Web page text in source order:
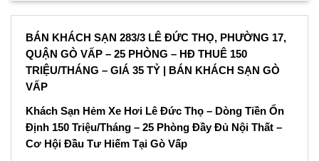
BÁN KHÁCH SẠN 283/3 LÊ ĐỨC THỌ, PHƯỜNG 17,
QUẬN GÒ VẤP – 25 PHÒNG – HĐ THUÊ 150
TRIỆU/THÁNG – GIÁ 35 TỶ | BÁN KHÁCH SẠN GÒ
VẤP
Khách Sạn Hẻm Xe Hơi Lê Đức Thọ – Dòng Tiền Ổn
Định 150 Triệu/Tháng – 25 Phòng Đầy Đủ Nội Thất –
Cơ Hội Đầu Tư Hiếm Tại Gò Vấp